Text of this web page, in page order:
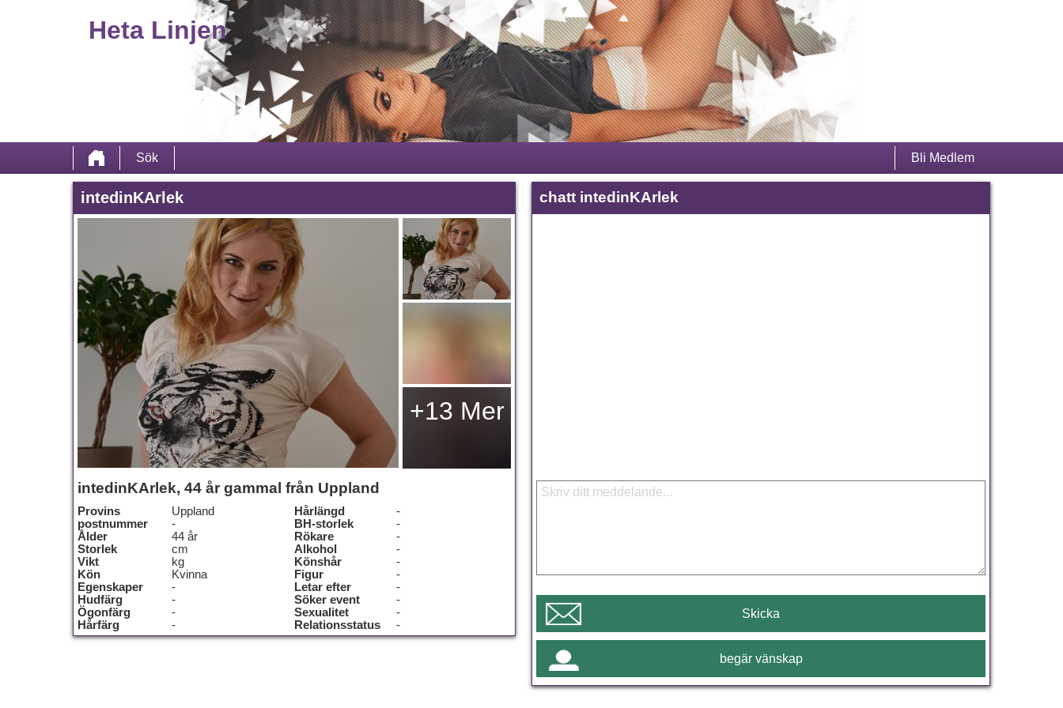
Heta Linjen
Sök Bli Medlem
intedinKArlek
+13 Mer
intedinKArlek, 44 år gammal från Uppland
Provins
Uppland
postnummer
-
Ålder
44 år
Storlek
cm
Vikt
kg
Kön
Kvinna
Egenskaper
-
Hudfärg
-
Ögonfärg
-
Hårfärg
-
Hårlängd
-
BH-storlek
-
Rökare
-
Alkohol
-
Könshår
-
Figur
-
Letar efter
-
Söker event
-
Sexualitet
-
Relationsstatus
-
chatt intedinKArlek
Skicka
begär vänskap